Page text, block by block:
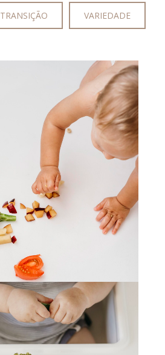
TRANSIÇÃO VARIEDADE